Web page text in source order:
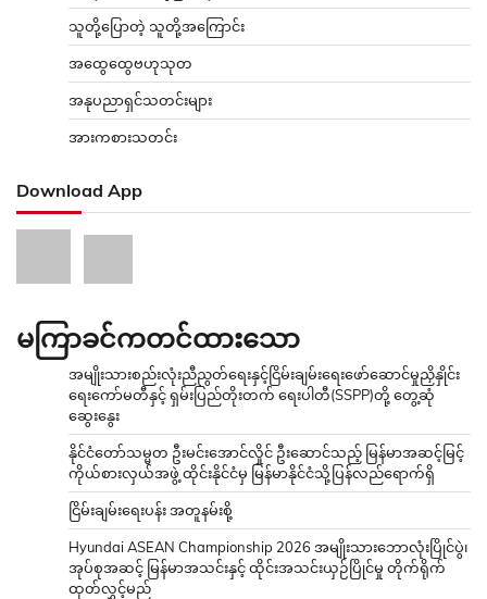
သူတို့ပြောတဲ့ သူတို့အကြောင်း
အထွေထွေဗဟုသုတ
အနုပညာရှင်သတင်းများ
အားကစားသတင်း
Download App
မကြာခင်ကတင်ထားသော
အမျိုးသားစည်းလုံးညီညွတ်ရေးနှင့်ငြိမ်းချမ်းရေးဖော်ဆောင်မှုညှိနှိုင်း
ရေးကော်မတီနှင့် ရှမ်းပြည်တိုးတက် ရေးပါတီ(SSPP)တို့ တွေ့ဆုံ
ဆွေးနွေး
နိုင်ငံတော်သမ္မတ ဦးမင်းအောင်လှိုင် ဦးဆောင်သည့် မြန်မာအဆင့်မြင့်
ကိုယ်စားလှယ်အဖွဲ့ ထိုင်းနိုင်ငံမှ မြန်မာနိုင်ငံသို့ပြန်လည်ရောက်ရှိ
ငြိမ်းချမ်းရေးပန်း အတူနမ်းစို့
Hyundai ASEAN Championship 2026 အမျိုးသားဘောလုံးပြိုင်ပွဲ၊
အုပ်စုအဆင့် မြန်မာအသင်းနှင့် ထိုင်းအသင်းယှဉ်ပြိုင်မှု တိုက်ရိုက်
ထုတ်လွှင့်မည်